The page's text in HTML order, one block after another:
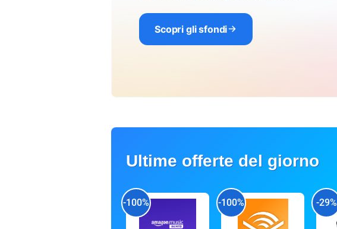
Scopri gli sfondi
Ultime offerte del giorno
-100% -100% -29%